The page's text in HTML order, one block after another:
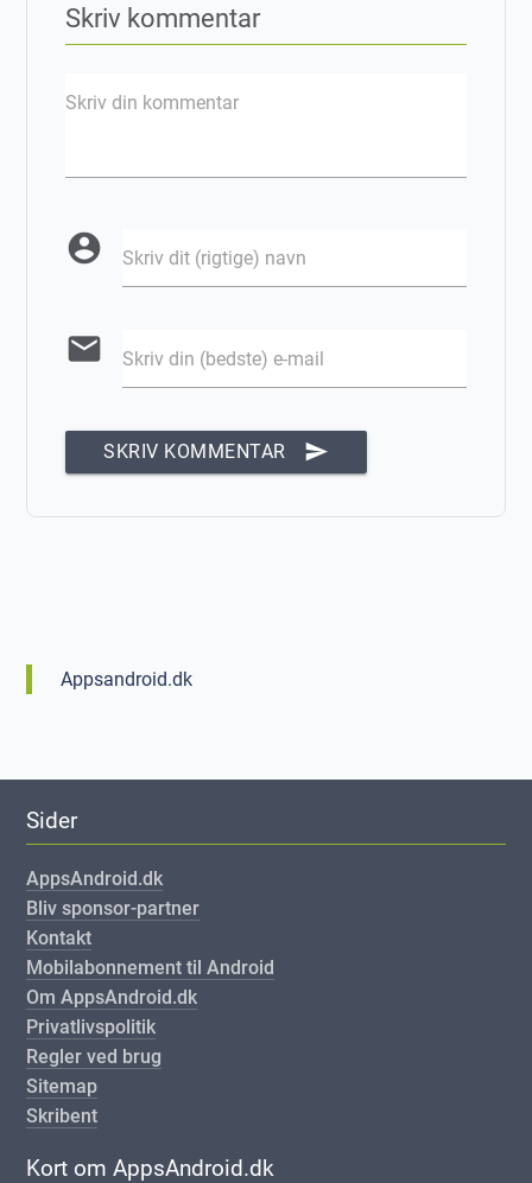
Skriv kommentar
Skriv din kommentar
account_circle Skriv dit (rigtige) navn
email Skriv din (bedste) e-mail
SKRIV KOMMENTAR send
Appsandroid.dk
Sider
AppsAndroid.dk
Bliv sponsor-partner
Kontakt
Mobilabonnement til Android
Om AppsAndroid.dk
Privatlivspolitik
Regler ved brug
Sitemap
Skribent
Kort om AppsAndroid.dk